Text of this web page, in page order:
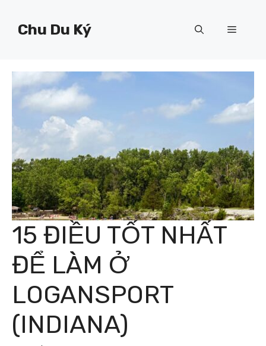
Chu Du Ký Menu
15 ĐIỀU TỐT NHẤT
ĐỂ LÀM Ở
LOGANSPORT
(INDIANA)